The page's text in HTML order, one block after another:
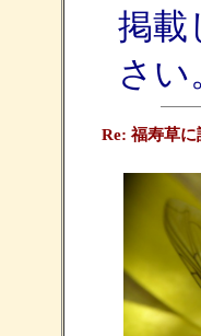
掲載
さい
Re: 福寿草